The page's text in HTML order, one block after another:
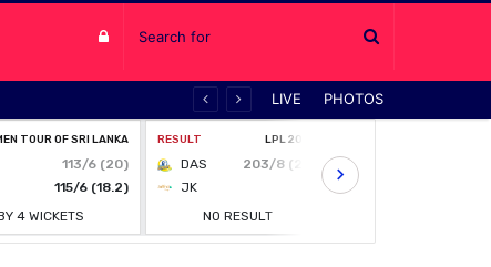
Log
LIVE PHOTOS